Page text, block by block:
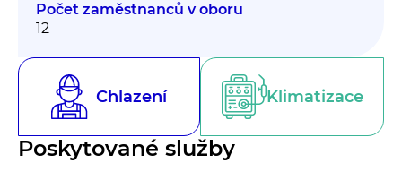
Chlazení Klimatizace
Poskytované služby
Počet zaměstnanců v oboru
12